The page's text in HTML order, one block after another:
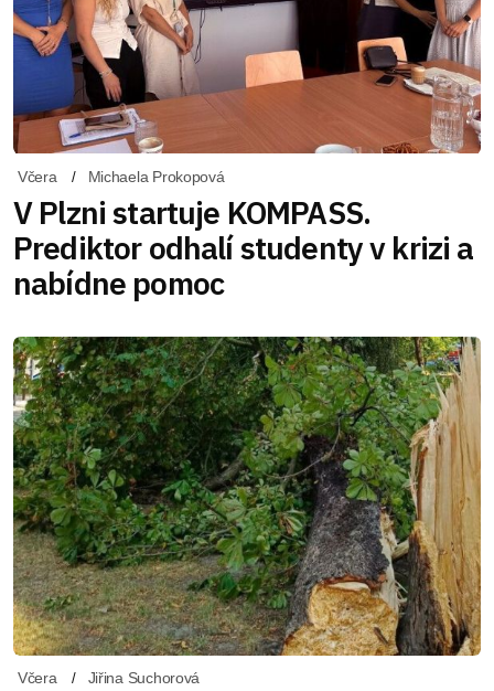
Včera Michaela Prokopová
V Plzni startuje KOMPASS.
Prediktor odhalí studenty v krizi a
nabídne pomoc
Včera Jiřina Suchorová